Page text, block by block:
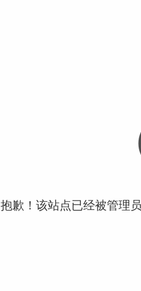
抱歉！该站点已经被管理